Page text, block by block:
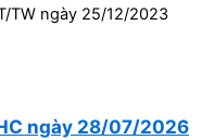
TW ngày 25/12/2023
ngày 28/07/2026